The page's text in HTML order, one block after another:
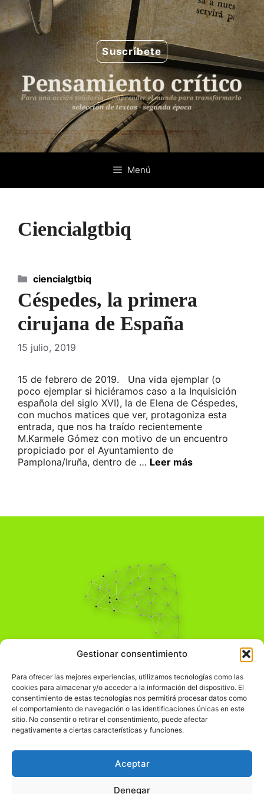
Gestionar consentimiento
Para ofrecer las mejores experiencias, utilizamos tecnologías como las
cookies para almacenar y/o acceder a la información del dispositivo. El
consentimiento de estas tecnologías nos permitirá procesar datos como
el comportamiento de navegación o las identificaciones únicas en este
sitio. No consentir o retirar el consentimiento, puede afectar
negativamente a ciertas características y funciones.
Aceptar
Denegar
Saltar
al
contenido
Suscríbete
Menú
Ciencialgtbiq
Céspedes, la primera
cirujana de España
15 julio, 2019
15 de febrero de 2019. Una vida ejemplar (o
poco ejemplar si hiciéramos caso a la Inquisición
española del siglo XVI), la de Elena de Céspedes,
con muchos matices que ver, protagoniza esta
entrada, que nos ha traído recientemente
M.Karmele Gómez con motivo de un encuentro
propiciado por el Ayuntamiento de
Pamplona/Iruña, dentro de … Leer más
Categorías
ciencialgtbiq
Pensamiento Crítico
Comprender el mundo para transformarlo.
Información Legal
჻Política de privacidad
Política de cookies